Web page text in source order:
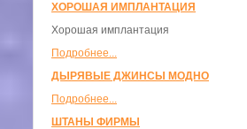
ХОРОШАЯ ИМПЛАНТАЦИЯ
Хорошая имплантация
Подробнее...
ДЫРЯВЫЕ ДЖИНСЫ МОДНО
Подробнее...
ШТАНЫ ФИРМЫ